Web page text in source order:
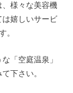
、様々な美容機
嬉しいサービ
。
「空庭温泉」
下さい。